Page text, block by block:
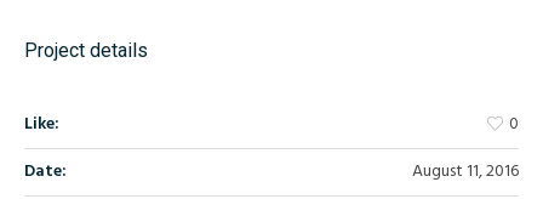
Project details
Like: 0
Date:
August 11, 2016